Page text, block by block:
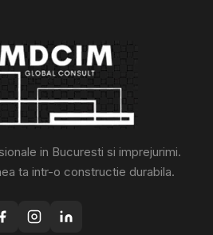
in Bucuresti si imprejurimi.
ta intr-o constructie durabila.